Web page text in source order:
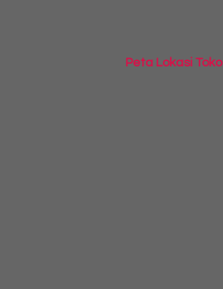
Peta Lokasi Toko